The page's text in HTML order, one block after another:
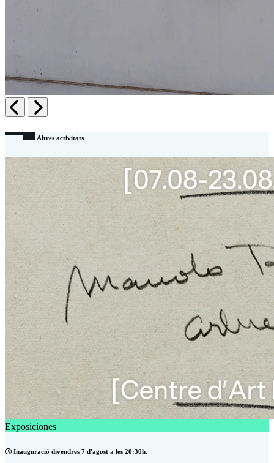
AnteriorSiguiente
Altres activitats
Exposiciones
Inauguració divendres 7 d'agost a les 20:30h.